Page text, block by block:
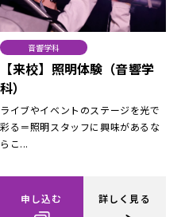
音響学科
【来校】照明体験（音響学
科）
ライブやイベントのステージを光で
彩る＝照明スタッフに興味があるな
らこ...
申し込む 詳しく見る